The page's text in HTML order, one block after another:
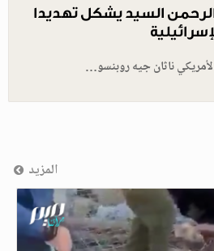
السيد يشكل تهديدا
ناثان جيه روبنسو…
المزيد